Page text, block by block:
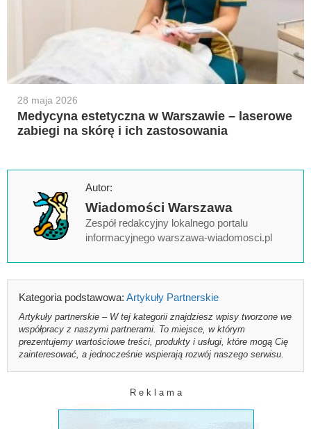
28 maja 2026
Medycyna estetyczna w Warszawie – laserowe
zabiegi na skórę i ich zastosowania
Autor:
Wiadomości Warszawa
Zespół redakcyjny lokalnego portalu
informacyjnego warszawa-wiadomosci.pl
Kategoria podstawowa: Artykuły Partnerskie
Artykuły partnerskie – W tej kategorii znajdziesz wpisy tworzone we
współpracy z naszymi partnerami. To miejsce, w którym
prezentujemy wartościowe treści, produkty i usługi, które mogą Cię
zainteresować, a jednocześnie wspierają rozwój naszego serwisu.
R e k l a m a